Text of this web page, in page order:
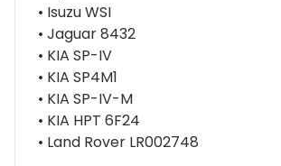
• Isuzu WSI
• Jaguar 8432
• KIA SP-IV
• KIA SP4M1
• KIA SP-IV-M
• KIA HPT 6F24
• Land Rover LR002748